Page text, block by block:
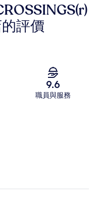
評價
9.6
職員與服務